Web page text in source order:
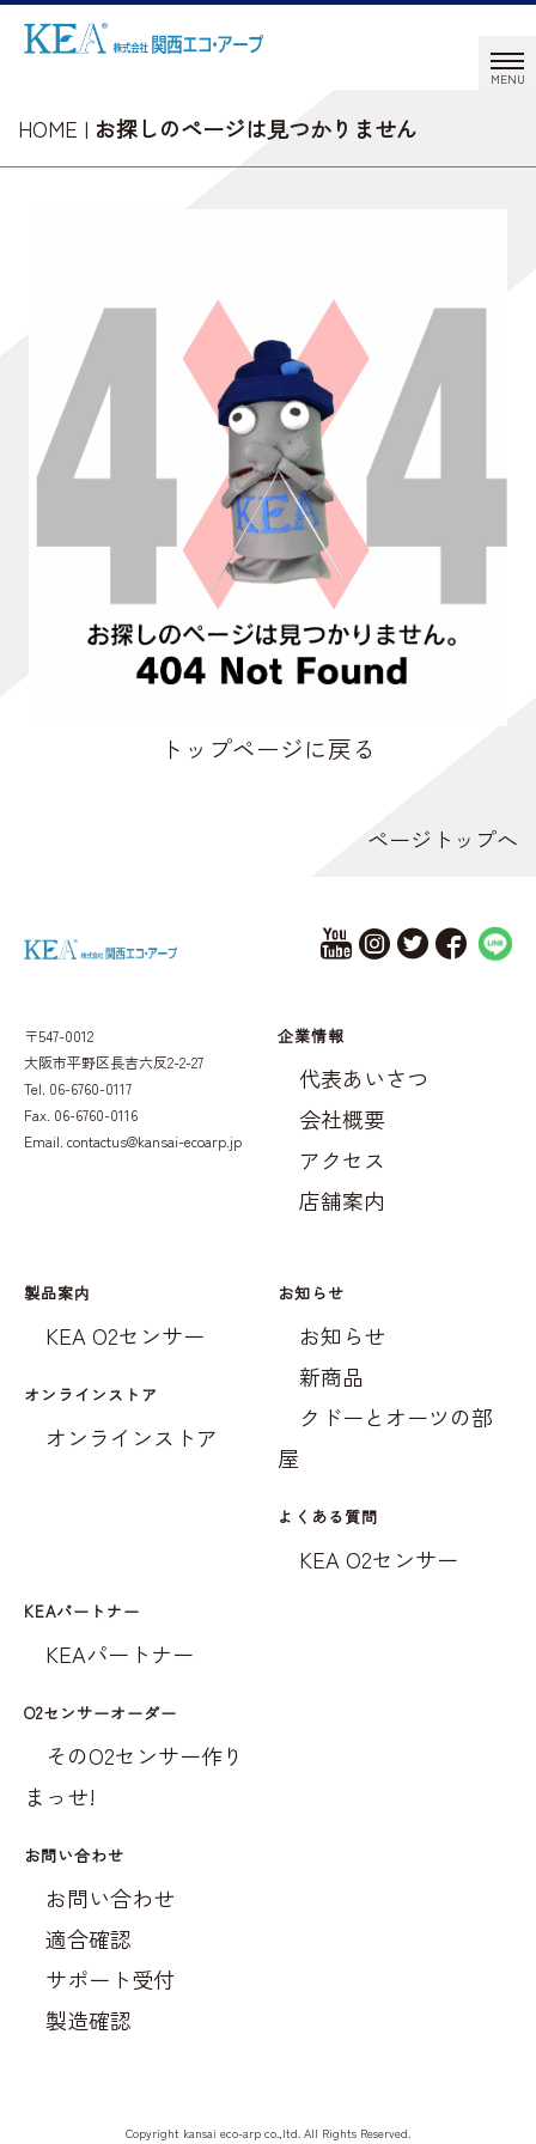
HOME | お探しのページは見つかりません
トップページに戻る
ページトップへ
〒547-0012
大阪市平野区長吉六反2-2-27
Tel. 06-6760-0117
Fax. 06-6760-0116
Email. contactus@kansai-ecoarp.jp
企業情報
代表あいさつ
会社概要
アクセス
店舗案内
製品案内
KEA O2センサー
オンラインストア
オンラインストア
お知らせ
お知らせ
新商品
クドーとオーツの部
屋
よくある質問
KEA O2センサー
KEAパートナー
KEAパートナー
O2センサーオーダー
そのO2センサー作り
まっせ!
お問い合わせ
お問い合わせ
適合確認
サポート受付
製造確認
Copyright kansai eco-arp co.,ltd. All Rights Reserved.